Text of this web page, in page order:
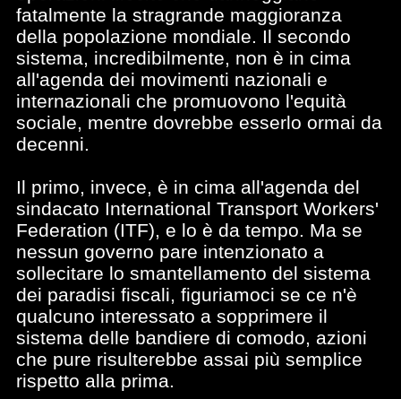
fatalmente la stragrande maggioranza
della popolazione mondiale. Il secondo
sistema, incredibilmente, non è in cima
all'agenda dei movimenti nazionali e
internazionali che promuovono l'equità
sociale, mentre dovrebbe esserlo ormai da
decenni.
Il primo, invece, è in cima all'agenda del
sindacato International Transport Workers'
Federation (ITF), e lo è da tempo. Ma se
nessun governo pare intenzionato a
sollecitare lo smantellamento del sistema
dei paradisi fiscali, figuriamoci se ce n'è
qualcuno interessato a sopprimere il
sistema delle bandiere di comodo, azioni
che pure risulterebbe assai più semplice
rispetto alla prima.